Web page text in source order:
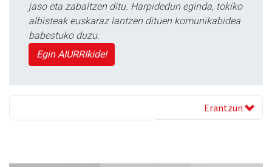
jaso eta zabaltzen ditu. Harpidedun eginda, tokiko
albisteak euskaraz lantzen dituen komunikabidea
babestuko duzu.
Egin AIURRIkide!
Erantzun